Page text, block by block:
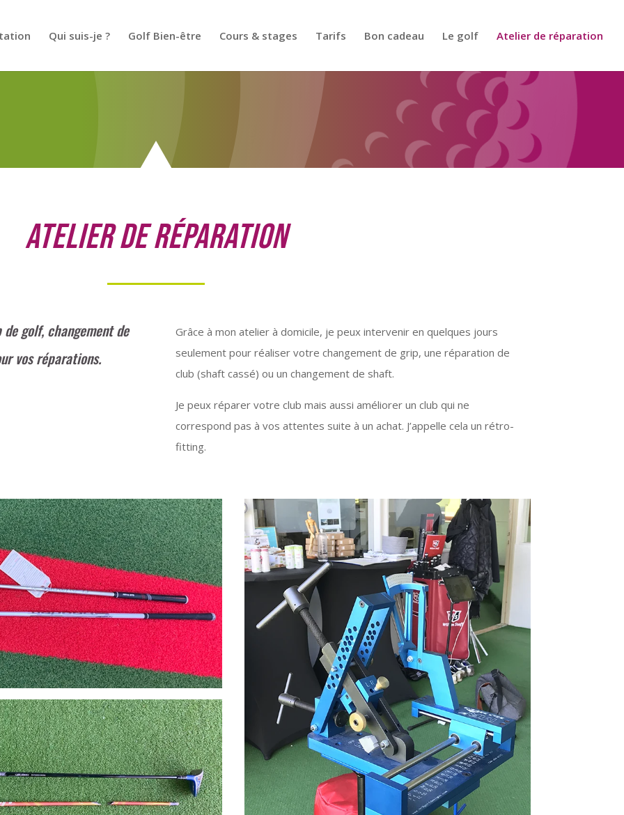
Qui suis-je ? Golf Bien-être Cours & stages Tarifs Bon cadeau Le golf Atelier de réparation
Atelier de réparation
golf, changement de
vos réparations.
Grâce à mon atelier à domicile, je peux intervenir en quelques jours
seulement pour réaliser votre changement de grip, une réparation de
club (shaft cassé) ou un changement de shaft.
Je peux réparer votre club mais aussi améliorer un club qui ne
correspond pas à vos attentes suite à un achat. J’appelle cela un rétro-
fitting.